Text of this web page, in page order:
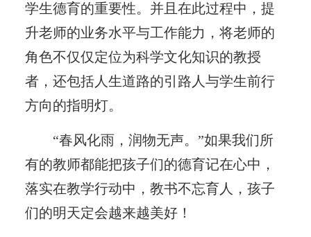
学生德育的重要性。并且在此过程中，提
升老师的业务水平与工作能力，将老师的
角色不仅仅定位为科学文化知识的教授
者，还包括人生道路的引路人与学生前行
方向的指明灯。
“春风化雨，润物无声。”如果我们所
有的教师都能把孩子们的德育记在心中，
落实在教学行动中，教书不忘育人，孩子
们的明天定会越来越美好！